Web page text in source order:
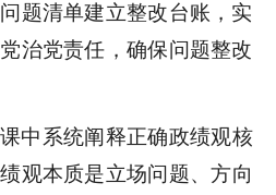
题清单建立整改台账，实
治党责任，确保问题整改
中系统阐释正确政绩观核
观本质是立场问题、方向